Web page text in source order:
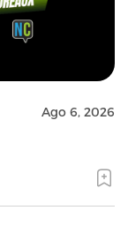
Ago 6, 2026